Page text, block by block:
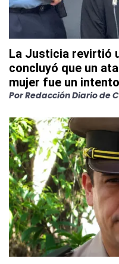
La Justicia revirtió
concluyó que un
mujer fue un
PorRedacción Diario de